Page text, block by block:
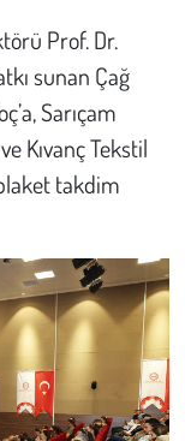
Prof. Dr.
sunan Çağ
Sarıçam
Kıvanç Tekstil
takdim